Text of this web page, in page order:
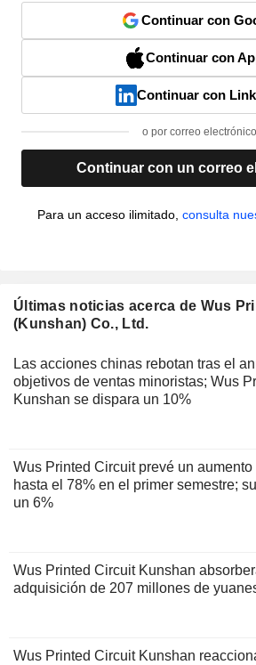
Continuar con
Continuar con
Continuar con
o por correo electrónico
Continuar con un correo
Para un acceso ilimitado, consulta
Últimas noticias acerca de Wus
(Kunshan) Co., Ltd.
Las acciones chinas rebotan tras el
objetivos de ventas minoristas; Wus
Kunshan se dispara un 10%
Wus Printed Circuit prevé un
hasta el 78% en el primer semestre;
un 6%
Wus Printed Circuit Kunshan
adquisición de 207 millones de
Wus Printed Circuit Kunshan